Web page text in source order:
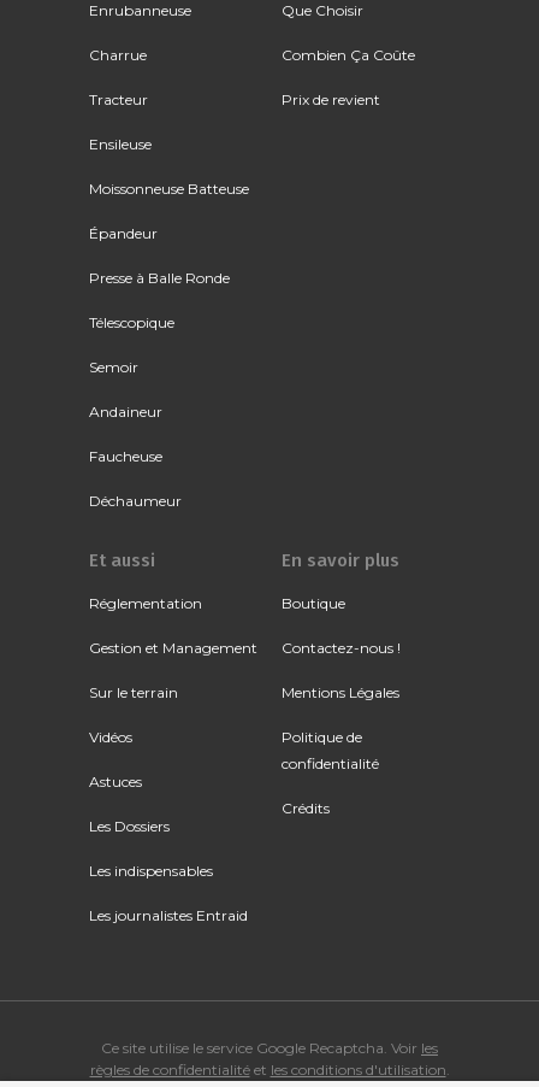
Enrubanneuse
Charrue
Tracteur
Ensileuse
Moissonneuse Batteuse
Épandeur
Presse à Balle Ronde
Télescopique
Semoir
Andaineur
Faucheuse
Déchaumeur
Que Choisir
Combien Ça Coûte
Prix de revient
Et aussi
Réglementation
Gestion et Management
Sur le terrain
Vidéos
Astuces
Les Dossiers
Les indispensables
Les journalistes Entraid
En savoir plus
Boutique
Contactez-nous !
Mentions Légales
Politique de
confidentialité
Crédits
Ce site utilise le service Google Recaptcha. Voir les
règles de confidentialitéet les conditions d'utilisation.